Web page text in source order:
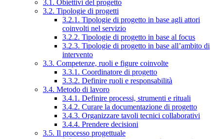
3.1. Obiettivi del progetto
3.2. Tipologie di progetti
3.2.1. Tipologie di progetto in base agli attori
coinvolti nel servizio
3.2.2. Tipologie di progetto in base al focus
3.2.3. Tipologie di progetto in base all’ambito di
intervento
3.3. Competenze, ruoli e figure coinvolte
3.3.1. Coordinatore di progetto
3.3.2. Definire ruoli e responsabilità
3.4. Metodo di lavoro
3.4.1. Definire processi, strumenti e rituali
3.4.2. Curare la documentazione di progetto
3.4.3. Organizzare tavoli tecnici collaborativi
3.4.4. Prendere decisioni
3.5. Il processo progettuale